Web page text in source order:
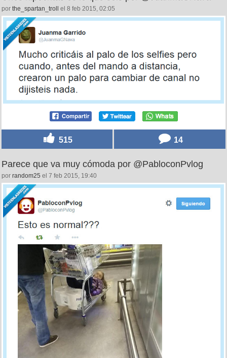
por the_spartan_troll el 8 feb 2015, 02:05
515 14
Parece que va muy cómoda por @PabloconPvlog
por random25 el 7 feb 2015, 19:40